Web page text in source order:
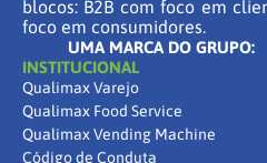
blocos: B2B com foco em
foco em consumidores.
UMA MARCA DO GRUPO:
INSTITUCIONAL
Qualimax Varejo
Qualimax Food Service
Qualimax Vending Machine
Código de Conduta